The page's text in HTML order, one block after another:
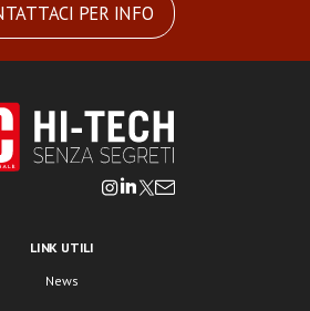
PER INFO
LINK UTILI
News